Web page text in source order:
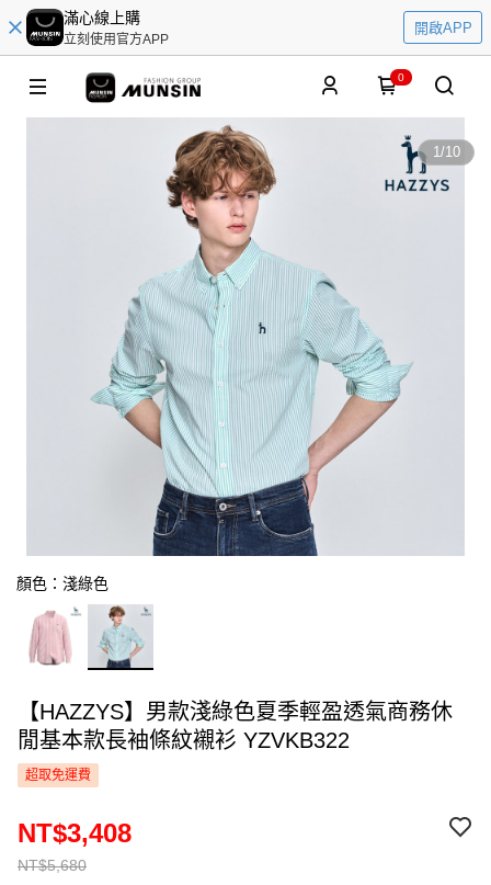
滿心線上購
立刻使用官方APP
開啟APP
0
1/10
顏色：淺綠色
【HAZZYS】男款淺綠色夏季輕盈透氣商務休
閒基本款長袖條紋襯衫 YZVKB322
超取免運費
NT$5,680
NT$3,408